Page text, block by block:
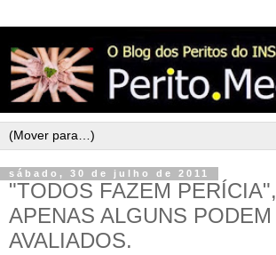
sábado, 30 de julho de 2011
"TODOS FAZEM
APENAS ALGUNS
AVALIADOS.